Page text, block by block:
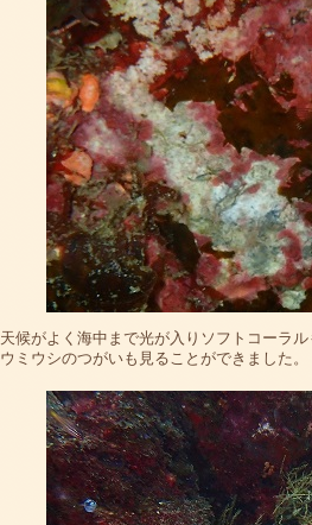
天候がよく海中まで光が入りソフトコーラ
ウミウシのつがいも見ることができました。